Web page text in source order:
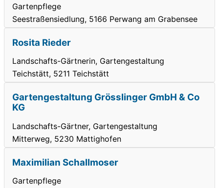
Gartenpflege
Seestraßensiedlung, 5166 Perwang am Grabensee
Rosita Rieder
Landschafts-Gärtnerin, Gartengestaltung
Teichstätt, 5211 Teichstätt
Gartengestaltung Grösslinger GmbH & Co
KG
Landschafts-Gärtner, Gartengestaltung
Mitterweg, 5230 Mattighofen
Maximilian Schallmoser
Gartenpflege